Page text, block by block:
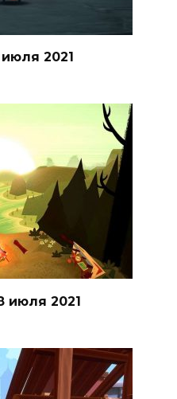
2021
июля 2021